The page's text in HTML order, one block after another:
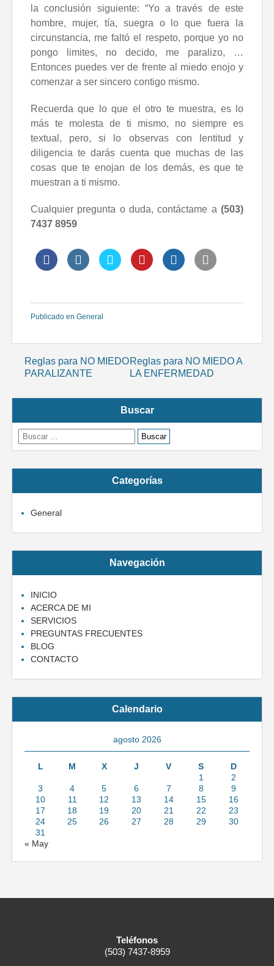
la conclusión siguiente: “Yo a través de este
hombre, mujer, tía, suegra o lo que fuera la
circunstancia, me faltó el respeto, porque yo no
pongo limites, no decido, me paralizo, …
Entonces puedes ver de frente al miedo enojo y
comenzar a ser sincero contigo mismo.
Recuerda que lo que el otro te muestra, es lo
más te molesta de ti mismo, no siempre es
textual, pero, si lo observas con lentitud y
diligencia te darás cuenta que muchas de las
cosas que te enojan de los demás, es que te
muestran a ti mismo.
Cualquier pregunta o duda, contáctame a (503)
7437 8959
Publicado en General
Navegación
entradas
Reglas para NO MIEDO
PARALIZANTE
Reglas para NO MIEDO A
LA ENFERMEDAD
Buscar
Buscar:
Categorías
General
Navegación
INICIO
ACERCA DE MI
SERVICIOS
PREGUNTAS FRECUENTES
BLOG
CONTACTO
Calendario
agosto 2026
L M X J V S
D
1
2
3
4 5 6 7 8
9
10
11 12 13 14 15
16
17
18 19 20 21 22
23
24
25 26 27 28 29
30
31
« May
Teléfonos
(503) 7437-8959